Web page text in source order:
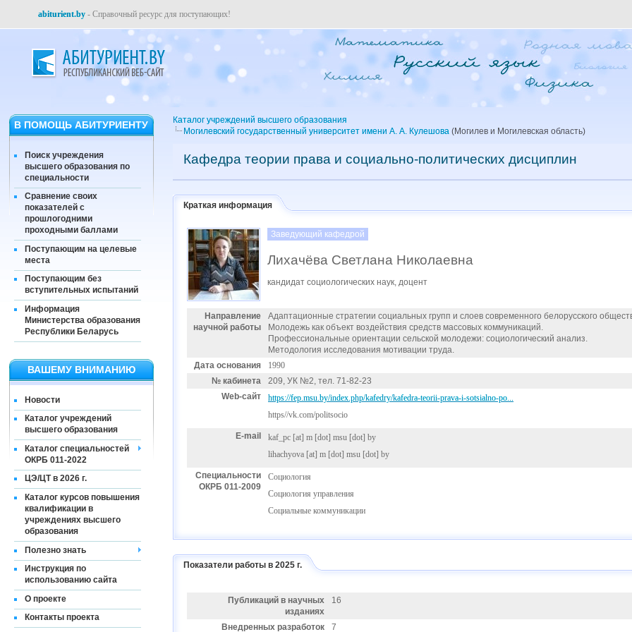
abiturient.by - Справочный ресурс для поступающих!
В ПОМОЩЬ АБИТУРИЕНТУ
Поиск учреждения
высшего образования по
специальности
Сравнение своих
показателей с
прошлогодними
проходными баллами
Поступающим на целевые
места
Поступающим без
вступительных испытаний
Информация
Министерства образования
Республики Беларусь
ВАШЕМУ ВНИМАНИЮ
Новости
Каталог учреждений
высшего образования
Каталог специальностей
ОКРБ 011-2022
ЦЭ/ЦТ в 2026 г.
Каталог курсов повышения
квалификации в
учреждениях высшего
образования
Полезно знать
Инструкция по
использованию сайта
О проекте
Контакты проекта
Каталог учреждений высшего образования
Могилевский государственный университет имени А. А. Кулешова (Могилев и Могилевская область)
Кафедра теории права и социально-политических дисциплин
Краткая информация
Заведующий кафедрой
Лихачёва Светлана Николаевна
кандидат социологических наук, доцент
Направление
научной работы
Адаптационные стратегии социальных групп и слоев современного белорусского
Молодежь как объект воздействия средств массовых коммуникаций.
Профессиональные ориентации сельской молодежи: социологический анализ.
Методология исследования мотивации труда.
Дата основания
1990
№ кабинета
209, УК №2, тел. 71-82-23
Web-сайт
https://fep.msu.by/index.php/kafedry/kafedra-teorii-prava-i-sotsialno-po...
https//vk.com/politsocio
E-mail kaf_pc [at] m [dot] msu [dot] by
lihachyova [at] m [dot] msu [dot] by
Специальности
ОКРБ 011-2009
Социология
Социология управления
Социальные коммуникации
Показатели работы в 2025 г.
Публикаций в научных
изданиях
16
Внедренных разработок 7